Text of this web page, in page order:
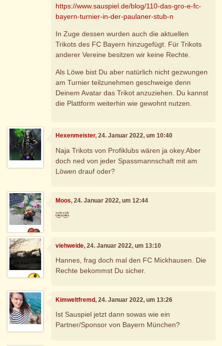
https://www.sauspiel.de/blog/110-das-gro-e-fc-
bayern-turnier-in-der-paulaner-stub-n
In Zuge dessen wurden auch die aktuellen
Trikots des FC Bayern hinzugefügt. Für Trikots
anderer Vereine besitzen wir keine Rechte.
Als Löwe bist Du aber natürlich nicht gezwungen
am Turnier teilzunehmen geschweige denn
Deinem Avatar das Trikot anzuziehen. Du kannst
die Plattform weiterhin wie gewohnt nutzen.
Hexenmeister, 24. Januar 2022, um 10:40
Naja Trikots von Profiklubs wären ja okey.Aber
doch ned von jeder Spassmannschaft mit am
Löwen drauf oder?
Moos, 24. Januar 2022, um 12:44
🤣🤣
viehweide, 24. Januar 2022, um 13:10
Hannes, frag doch mal den FC Mickhausen. Die
Rechte bekommst Du sicher.
Kimweltfremd, 24. Januar 2022, um 13:26
Ist Sauspiel jetzt dann sowas wie ein
Partner/Sponsor von Bayern München?